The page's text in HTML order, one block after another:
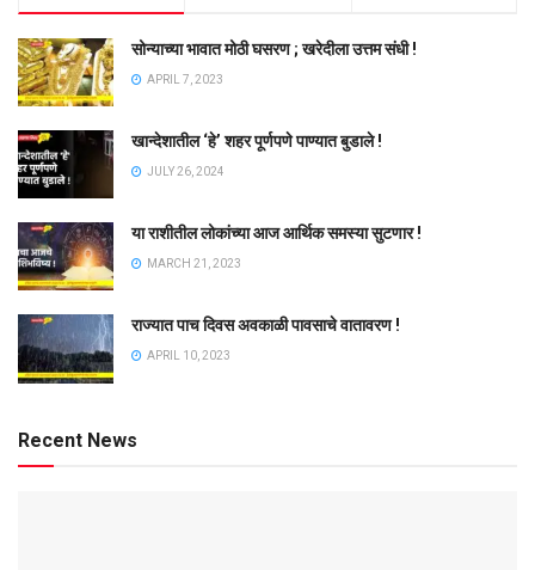
सोन्याच्या भावात मोठी घसरण ; खरेदीला उत्तम संधी !
APRIL 7, 2023
खान्देशातील ‘हे’ शहर पूर्णपणे पाण्यात बुडाले !
JULY 26, 2024
या राशीतील लोकांच्या आज आर्थिक समस्या सुटणार !
MARCH 21, 2023
राज्यात पाच दिवस अवकाळी पावसाचे वातावरण !
APRIL 10, 2023
Recent News